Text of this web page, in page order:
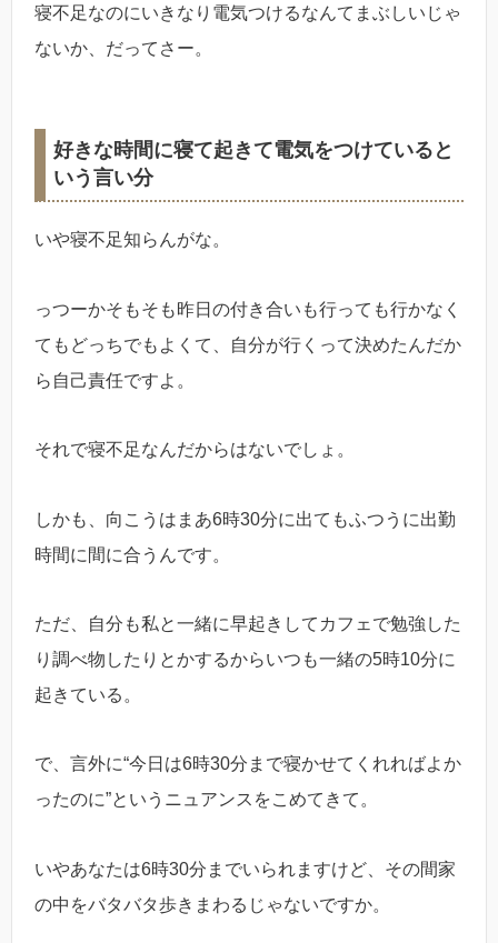
寝不足なのにいきなり電気つけるなんてまぶしいじゃ
ないか、だってさー。
好きな時間に寝て起きて電気をつけていると
いう言い分
いや寝不足知らんがな。
っつーかそもそも昨日の付き合いも行っても行かなく
てもどっちでもよくて、自分が行くって決めたんだか
ら自己責任ですよ。
それで寝不足なんだからはないでしょ。
しかも、向こうはまあ6時30分に出てもふつうに出勤
時間に間に合うんです。
ただ、自分も私と一緒に早起きしてカフェで勉強した
り調べ物したりとかするからいつも一緒の5時10分に
起きている。
で、言外に“今日は6時30分まで寝かせてくれればよか
ったのに”というニュアンスをこめてきて。
いやあなたは6時30分までいられますけど、その間家
の中をバタバタ歩きまわるじゃないですか。